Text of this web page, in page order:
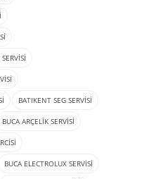
BATIKENT SEG SERVISI
BUCA ARÇELIK SERVISI
BUCA ELECTROLUX SERVISI